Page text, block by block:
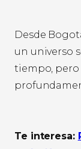
Desde
un universo
tiempo, pero
Te interesa: